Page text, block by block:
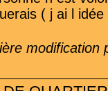
( j ai l
modification